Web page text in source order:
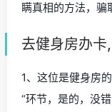
瞒真相的方法，骗
去健身房办
1、这位是健身房
“环节，是的，没